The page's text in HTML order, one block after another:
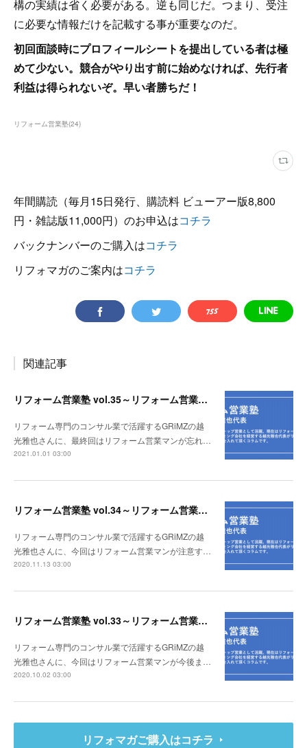
構の実績は省く必要がある。逆も同じだ。つまり、受注
に必要な情報だけを記載する事が重要なのだ。
初回面談時にプロフィールシートを提出している者は極
めて少ない。競合がやり出す前に始めなければ、先行者
利益は得られないぞ。早い者勝ちだ！
リフォーム営業塾(24)
年間購読（毎月15日発行、購読料 ビューアー版8,800
円・雑誌版11,000円）のお申込はコチラ
バックナンバーのご購入はコチラ
リフォマガのご案内はコチラ
関連記事
リフォーム営業塾 vol.35～リフォーム営業マンが忘れてはならない大事なこととは！？～
リフォーム専門のコンサル業で活躍するGRiMZの越
光雅也さんに、最終回はリフォーム営業マンが忘れ…
2021.01.01 03:00
リフォーム営業塾 vol.34～リフォーム営業マンが注意すべき「脇役の逆襲」とは!?～
リフォーム専門のコンサル業で活躍するGRiMZの越
光雅也さんに、今回はリフォーム営業マンが注意す…
2020.11.13 03:00
リフォーム営業塾 vol.33～リフォーム営業マンが今後ますます問われるスキルとは！？～
リフォーム専門のコンサル業で活躍するGRiMZの越
光雅也さんに、今回はリフォーム営業マンが今後ま…
2020.10.02 03:00
リフォマガご購入はコチラ